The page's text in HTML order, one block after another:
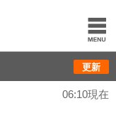
更新
06:10現在